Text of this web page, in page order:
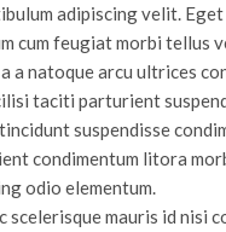
adipiscing velit.
cum feugiat morbi tellus
a natoque arcu ultrices
taciti parturient
suspendisse
condimentum litora
odio elementum.
scelerisque mauris id nisi